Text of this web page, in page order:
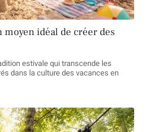
idéal de créer des
estivale qui transcende les
dans la culture des vacances en